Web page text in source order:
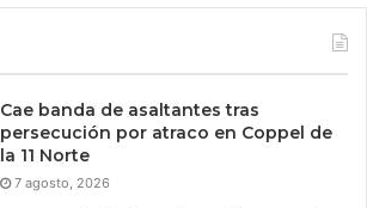
Cae banda de asaltantes tras
persecución por atraco en Coppel de
la 11 Norte
7 agosto, 2026